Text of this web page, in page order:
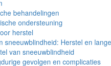
behandelingen
ondersteuning
herstel
sneeuwblindheid: Herstel en
van sneeuwblindheid
gevolgen en complicaties